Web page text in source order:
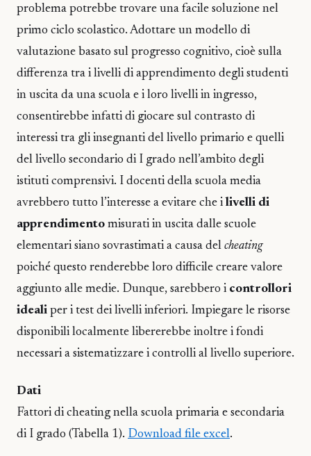
problema potrebbe trovare una facile soluzione nel
primo ciclo scolastico. Adottare un modello di
valutazione basato sul progresso cognitivo, cioè sulla
differenza tra i livelli di apprendimento degli studenti
in uscita da una scuola e i loro livelli in ingresso,
consentirebbe infatti di giocare sul contrasto di
interessi tra gli insegnanti del livello primario e quelli
del livello secondario di I grado nell’ambito degli
istituti comprensivi. I docenti della scuola media
avrebbero tutto l’interesse a evitare che i livelli di
apprendimento misurati in uscita dalle scuole
elementari siano sovrastimati a causa del cheating
poiché questo renderebbe loro difficile creare valore
aggiunto alle medie. Dunque, sarebbero i controllori
ideali per i test dei livelli inferiori. Impiegare le risorse
disponibili localmente libererebbe inoltre i fondi
necessari a sistematizzare i controlli al livello superiore.
Dati
Fattori di cheating nella scuola primaria e secondaria
di I grado (Tabella 1). Download file excel.